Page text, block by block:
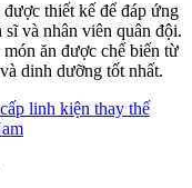
thiết kế để đáp ứng
và nhân viên quân đội.
ăn được chế biến từ
dinh dưỡng tốt nhất.
linh kiện thay thế